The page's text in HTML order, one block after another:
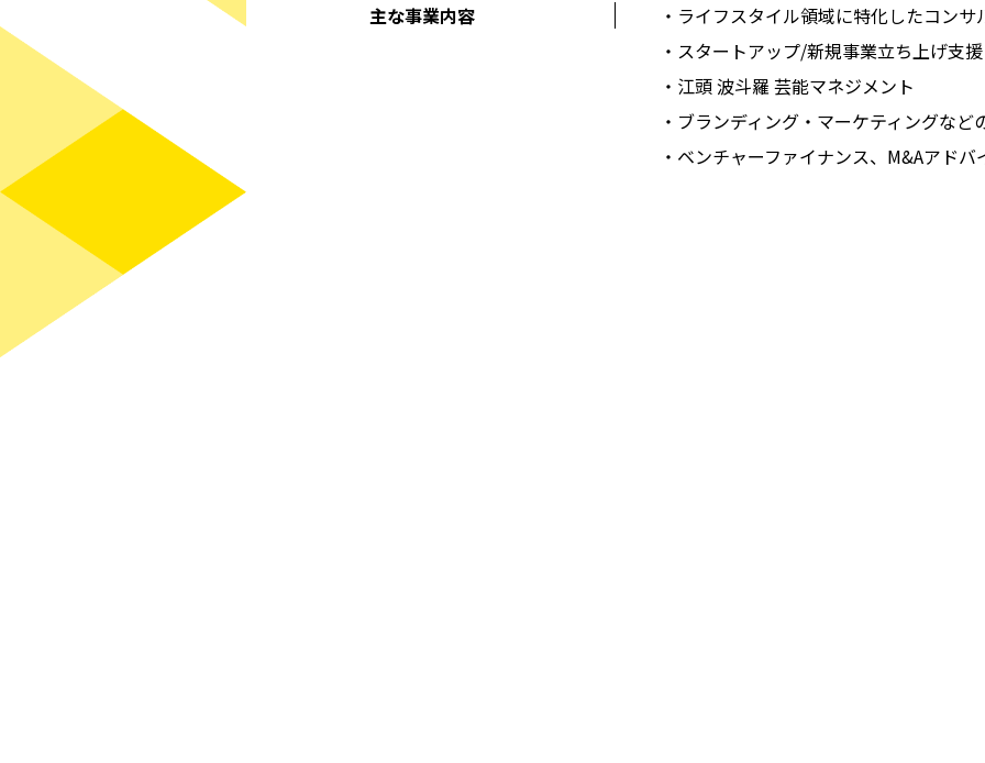
主な事業内容
・ライフスタイル領域に特化したコンサ
・スタートアップ/新規事業立ち上げ支援
・江頭 波斗羅 芸能マネジメント
・ブランディング・マーケティングなど
・ベンチャーファイナンス、M&Aアド